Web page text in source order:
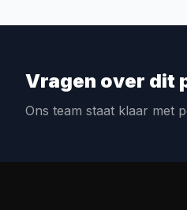
Vragen over dit
Ons team staat klaar met